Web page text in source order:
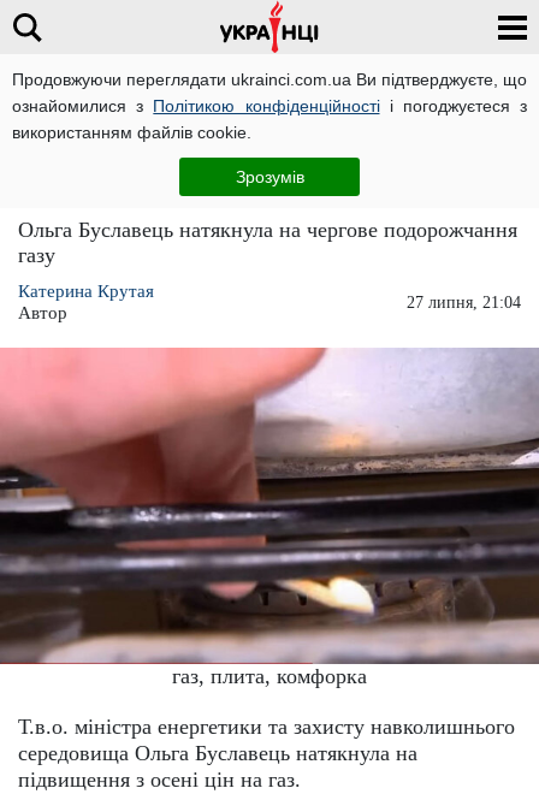
Продовжуючи переглядати ukrainci.com.ua Ви підтверджуєте, що
ознайомилися з Політикою конфіденційностіі погоджуєтеся з
використанням файлів cookie.
Зрозумів
Економіка
Міністр натякнула на чергове подорожчання
- дуже мало платимо
Ольга Буславець натякнула на чергове подорожчання
газу
Катерина Крутая
Автор
27 липня, 21:04
газ, плита, комфорка
Т.в.о. міністра енергетики та захисту навколишнього
середовища Ольга Буславець натякнула на
підвищення з осені цін на газ.